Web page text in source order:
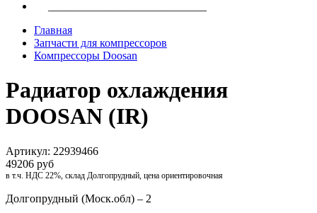
Главная
Запчасти для компрессоров
Компрессоры Doosan
Радиатор охлаждения
DOOSAN (IR)
Артикул: 22939466
49206 руб
в т.ч. НДС 22%, склад Долгопрудный, цена ориентировочная
Долгопрудный (Моск.обл) – 2